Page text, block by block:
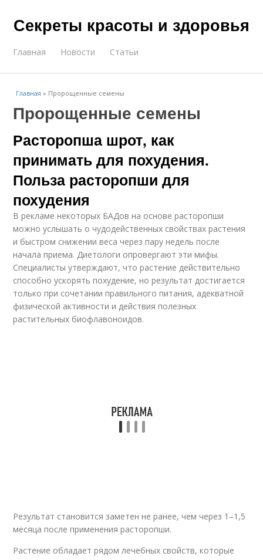
Секреты красоты и здоровья
Главная Новости Статьи
Главная » Пророщенные семены
Пророщенные семены
Расторопша шрот, как
принимать для похудения.
Польза расторопши для
похудения
В рекламе некоторых БАДов на основе расторопши
можно услышать о чудодейственных свойствах растения
и быстром снижении веса через пару недель после
начала приема. Диетологи опровергают эти мифы.
Специалисты утверждают, что растение действительно
способно ускорять похудение, но результат достигается
только при сочетании правильного питания, адекватной
физической активности и действия полезных
растительных биофлавоноидов.
Результат становится заметен не ранее, чем через 1–1,5
месяца после применения расторопши.
Растение обладает рядом лечебных свойств, которые